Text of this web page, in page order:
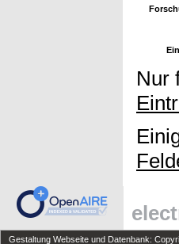
Nur
Gestaltung Webseite und Datenbank: